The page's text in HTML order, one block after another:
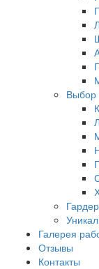
Выбор
Галерея
Отзывы
Контакты